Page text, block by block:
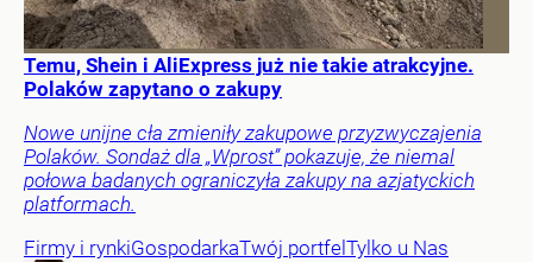
Temu, Shein i AliExpress już nie takie atrakcyjne.
Polaków zapytano o zakupy
Nowe unijne cła zmieniły zakupowe przyzwyczajenia
Polaków. Sondaż dla „Wprost” pokazuje, że niemal
połowa badanych ograniczyła zakupy na azjatyckich
platformach.
Firmy i rynkiGospodarkaTwój portfel Tylko u Nas